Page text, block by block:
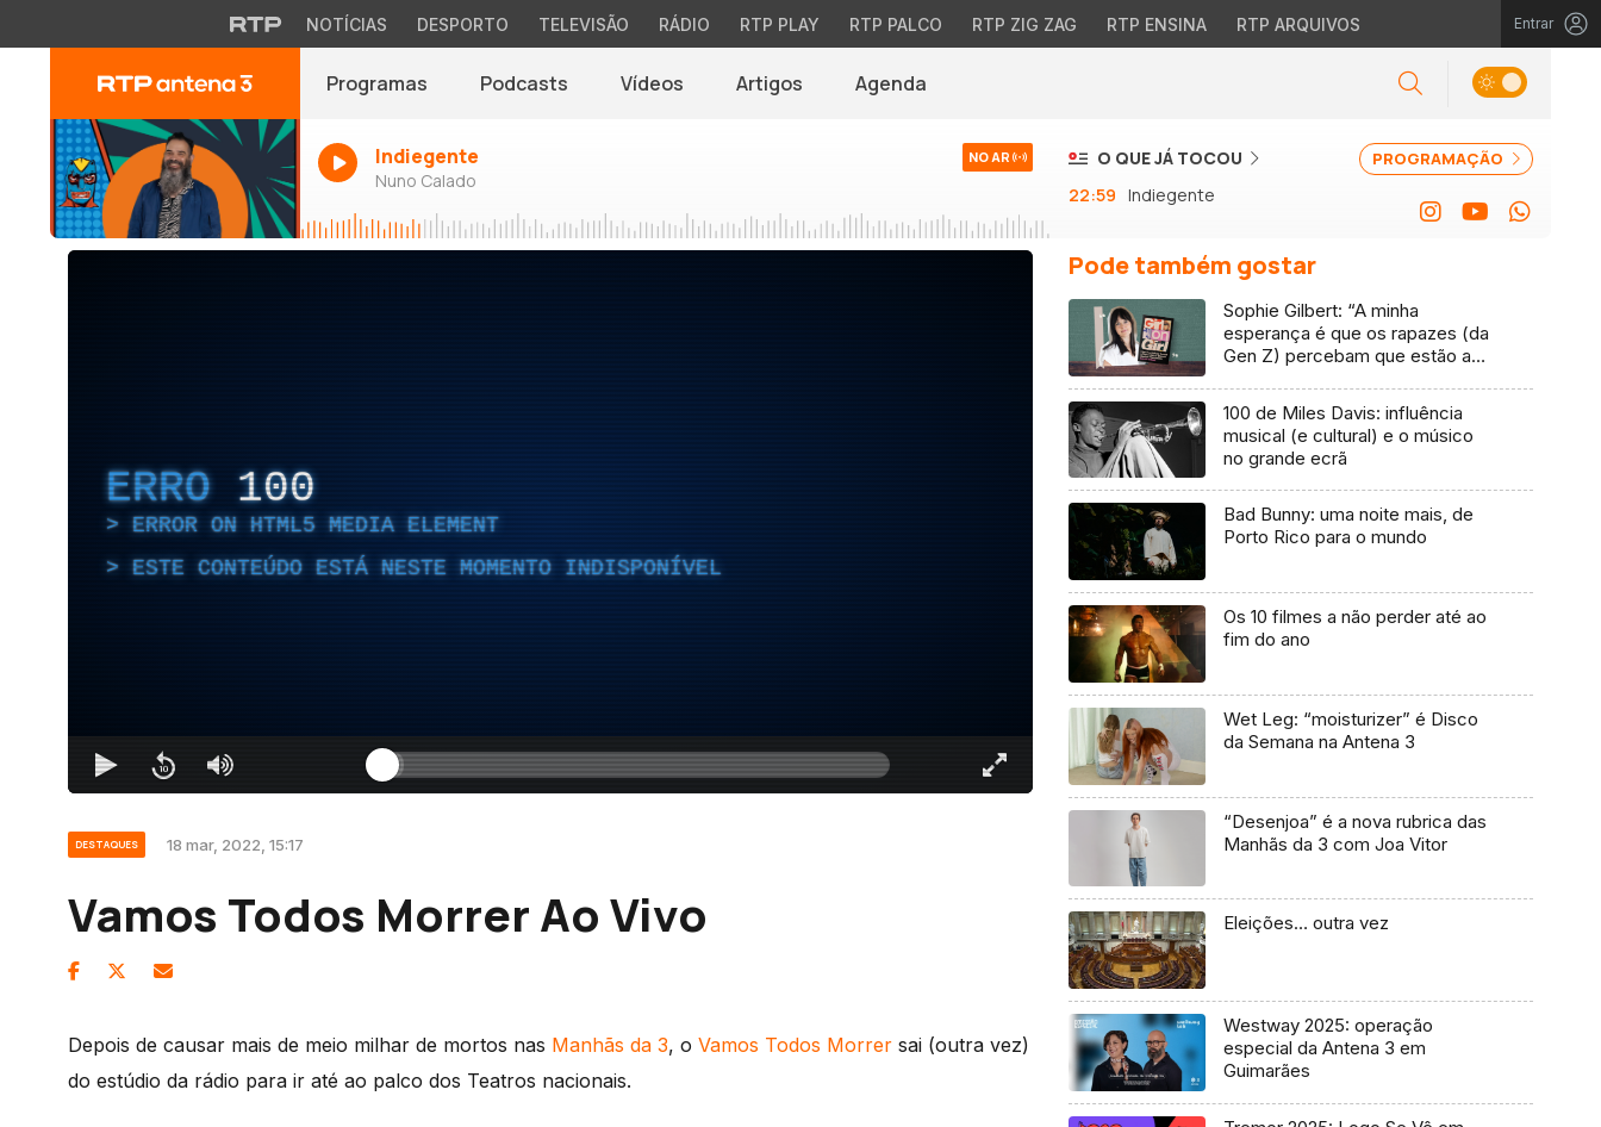
NOTÍCIAS DESPORTO TELEVISÃO RÁDIO RTP PLAY RTP PALCO RTP ZIG ZAG RTP ENSINA RTP ARQUIVOS Entrar
Programas Podcasts Vídeos Artigos Agenda
Indiegente
Nuno Calado
NO AR PROGRAMAÇÃO
O QUE JÁ TOCOU
22:59 Indiegente
ERRO 100
ERROR ON HTML5 MEDIA ELEMENT
ESTE CONTEÚDO ESTÁ NESTE MOMENTO INDISPONÍVEL
DESTAQUES 18 mar, 2022, 15:17
Vamos Todos Morrer Ao Vivo
Depois de causar mais de meio milhar de mortos nas Manhãs da 3, o Vamos Todos Morrer sai (outra vez)
do estúdio da rádio para ir até ao palco dos Teatros nacionais.
Pode também gostar
Sophie Gilbert: “A minha
esperança é que os rapazes (da
Gen Z) percebam que estão a
100 de Miles Davis: influência
musical (e cultural) e o músico
no grande ecrã
Bad Bunny: uma noite mais, de
Porto Rico para o mundo
Os 10 filmes a não perder até ao
fim do ano
Wet Leg: “moisturizer” é Disco
da Semana na Antena 3
“Desenjoa” é a nova rubrica das
Manhãs da 3 com Joa Vitor
Eleições… outra vez
Westway 2025: operação
especial da Antena 3 em
Guimarães